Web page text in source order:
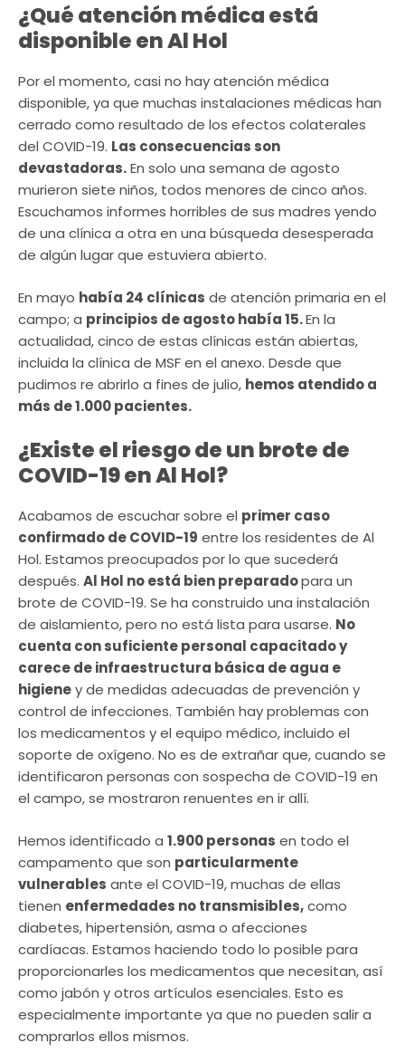
¿Qué atención médica está
disponible en Al Hol
Por el momento, casi no hay atención médica
disponible, ya que muchas instalaciones médicas han
cerrado como resultado de los efectos colaterales
del COVID-19. Las consecuencias son
devastadoras.En solo una semana de agosto
murieron siete niños, todos menores de cinco años.
Escuchamos informes horribles de sus madres yendo
de una clínica a otra en una búsqueda desesperada
de algún lugar que estuviera abierto.
En mayo había 24 clínicas de atención primaria en el
campo; a principios de agosto había 15.En la
actualidad, cinco de estas clínicas están abiertas,
incluida la clínica de MSF en el anexo. Desde que
pudimos re abrirlo a fines de julio, hemos atendido a
más de 1.000 pacientes.
¿Existe el riesgo de un brote de
COVID-19 en Al Hol?
Acabamos de escuchar sobre el primer caso
confirmado de COVID-19 entre los residentes de Al
Hol. Estamos preocupados por lo que sucederá
después. Al Hol no está bien preparadopara un
brote de COVID-19. Se ha construido una instalación
de aislamiento, pero no está lista para usarse. No
cuenta con suficiente personal capacitado y
carece de infraestructura básica de agua e
higieney de medidas adecuadas de prevención y
control de infecciones. También hay problemas con
los medicamentos y el equipo médico, incluido el
soporte de oxígeno. No es de extrañar que, cuando se
identificaron personas con sospecha de COVID-19 en
el campo, se mostraron renuentes en ir allí.
Hemos identificado a 1.900 personas en todo el
campamento que son particularmente
vulnerables ante el COVID-19, muchas de ellas
tienen enfermedades no transmisibles,como
diabetes, hipertensión, asma o afecciones
cardíacas. Estamos haciendo todo lo posible para
proporcionarles los medicamentos que necesitan, así
como jabón y otros artículos esenciales. Esto es
especialmente importante ya que no pueden salir a
comprarlos ellos mismos.